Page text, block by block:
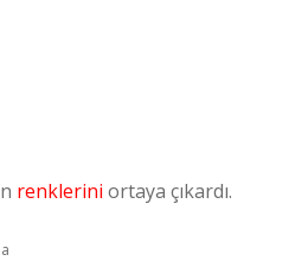
renklerini ortaya çıkardı.